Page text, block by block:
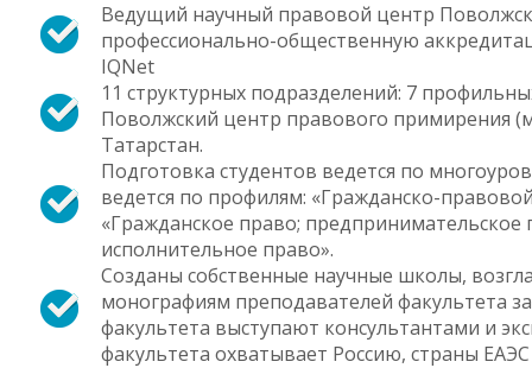
Ведущий научный правовой центр
профессионально-общественную
IQNet
11 структурных подразделений: 7
Поволжский центр правового примирения
Татарстан.
Подготовка студентов ведется по
ведется по профилям: «Гражданско-
«Гражданское право;
исполнительное право».
Созданы собственные научные школы,
монографиям преподавателей факультета
факультета выступают консультантами и
факультета охватывает Россию, страны